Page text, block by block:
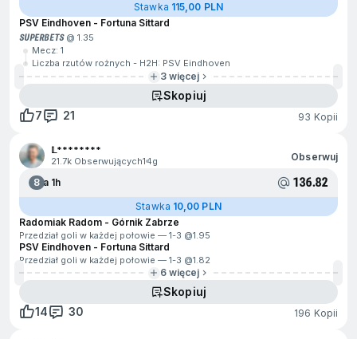
Stawka 115,00 PLN
PSV Eindhoven - Fortuna Sittard
SUPERBETS@ 1.35
Mecz: 1
Liczba rzutów rożnych - H2H: PSV Eindhoven
3 więcej
Skopiuj
7
21 93 Kopii
𝕃********
21.7k Obserwujących14g Obserwuj
8Za 1h 136.82
Stawka 10,00 PLN
Radomiak Radom - Górnik Zabrze
Przedział goli w każdej połowie — 1-3 @1.95
PSV Eindhoven - Fortuna Sittard
Przedział goli w każdej połowie — 1-3 @1.82
6 więcej
Skopiuj
14
30 196 Kopii